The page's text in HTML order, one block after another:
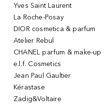
Yves Saint Laurent
La Roche-Posay
DIOR cosmetica & parfum
Atelier Rebul
CHANEL parfum & make-up
e.l.f. Cosmetics
Jean Paul Gaultier
Kérastase
Zadig&Voltaire